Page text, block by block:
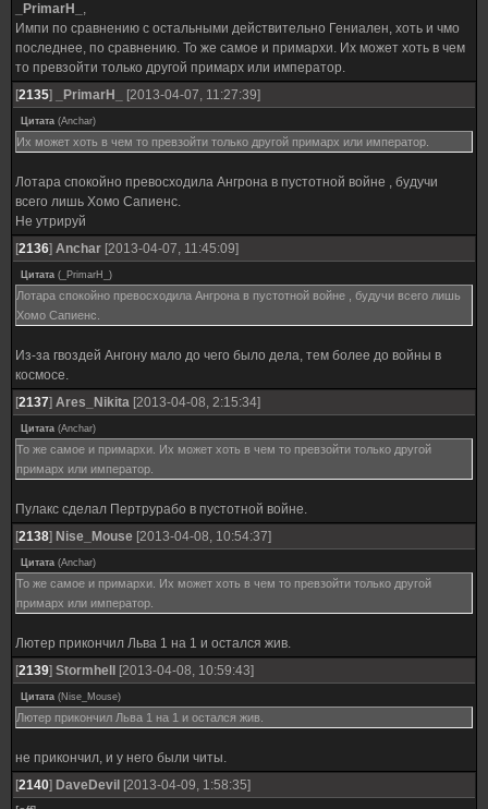
_PrimarH_ ,
Импи по сравнению с остальными действительно Гениален, хоть и чмо
последнее, по сравнению. То же самое и примархи. Их может хоть в чем
то превзойти только другой примарх или император.
[2135] _PrimarH_ [2013-04-07, 11:27:39]
Цитата (Anchar)
Их может хоть в чем то превзойти только другой примарх или император.
Лотара спокойно превосходила Ангрона в пустотной войне , будучи
всего лишь Хомо Сапиенс.
Не утрируй
[2136] Anchar [2013-04-07, 11:45:09]
Цитата ( _PrimarH_ )
Лотара спокойно превосходила Ангрона в пустотной войне , будучи всего лишь
Хомо Сапиенс.
Из-за гвоздей Ангону мало до чего было дела, тем более до войны в
космосе.
[2137] Ares_Nikita [2013-04-08, 2:15:34]
Цитата (Anchar)
То же самое и примархи. Их может хоть в чем то превзойти только другой
примарх или император.
Пулакс сделал Пертрурабо в пустотной войне.
[2138] Nise_Mouse [2013-04-08, 10:54:37]
Цитата (Anchar)
То же самое и примархи. Их может хоть в чем то превзойти только другой
примарх или император.
Лютер прикончил Льва 1 на 1 и остался жив.
[2139] Stormhell [2013-04-08, 10:59:43]
Цитата (Nise_Mouse)
Лютер прикончил Льва 1 на 1 и остался жив.
не прикончил, и у него были читы.
[2140] DaveDevil [2013-04-09, 1:58:35]